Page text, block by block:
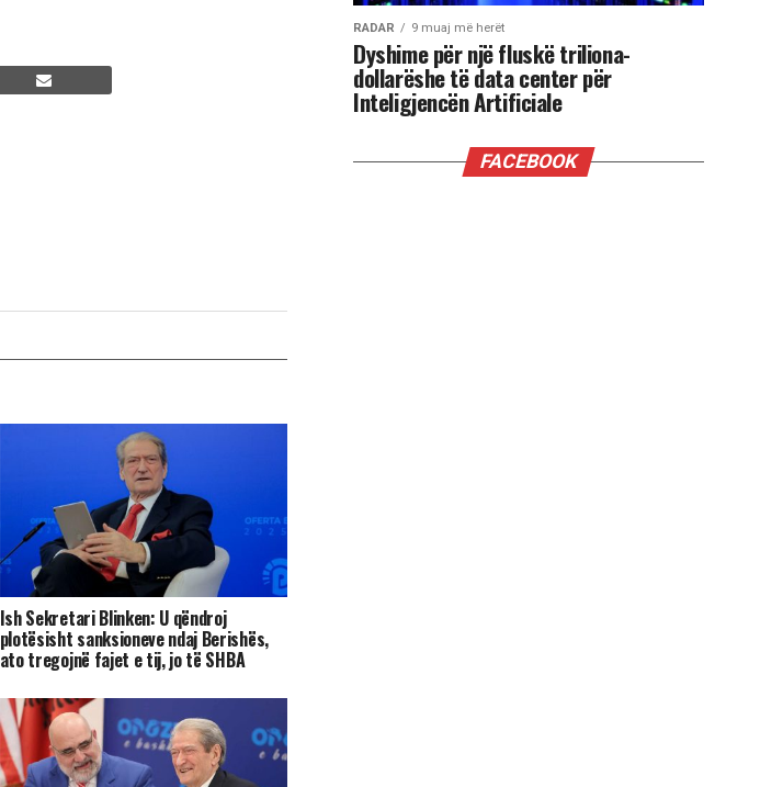
Ish Sekretari Blinken: U qëndroj
plotësisht sanksioneve ndaj Berishës,
ato tregojnë fajet e tij, jo të SHBA
RADAR 9 muaj më herët
Dyshime për një fluskë triliona-
dollarëshe të data center për
Inteligjencën Artificiale
FACEBOOK